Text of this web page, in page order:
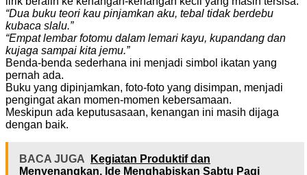
“Dua buku teori kau pinjamkan aku, tebal tidak berdebu
kubaca slalu.”
“Empat lembar fotomu dalam lemari kayu, kupandang dan
kujaga sampai kita jemu.”
Benda-benda sederhana ini menjadi simbol ikatan yang
pernah ada.
Buku yang dipinjamkan, foto-foto yang disimpan, menjadi
pengingat akan momen-momen kebersamaan.
Meskipun ada keputusasaan, kenangan ini masih dijaga
dengan baik.
BACA JUGA
Kegiatan Produktif dan
Menyenangkan, Ide Menghabiskan Sabtu Pagi